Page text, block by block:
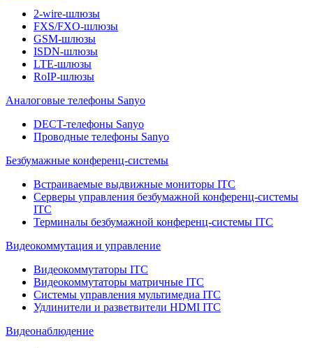
2-wire-шлюзы
FXS/FXO-шлюзы
GSM-шлюзы
ISDN-шлюзы
LTE-шлюзы
RoIP-шлюзы
Аналоговые телефоны Sanyo
DECT-телефоны Sanyo
Проводные телефоны Sanyo
Безбумажные конференц-системы
Встраиваемые выдвижные мониторы ITC
Серверы управления безбумажной конференц-системы
ITC
Терминалы безбумажной конференц-системы ITC
Видеокоммутация и управление
Видеокоммутаторы ITC
Видеокоммутаторы матричные ITC
Системы управления мультимедиа ITC
Удлинители и разветвители HDMI ITC
Видеонаблюдение